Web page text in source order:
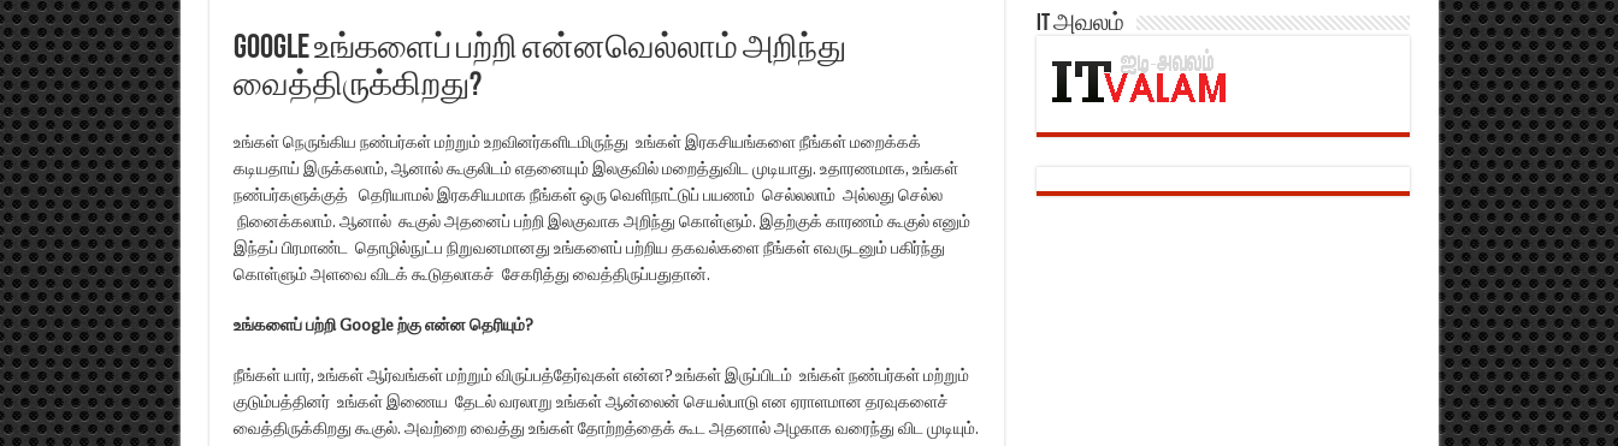
Google உங்களைப் பற்றி என்னவெல்லாம் அறிந்து
வைத்திருக்கிறது?
உங்கள் நெருங்கிய நண்பர்கள் மற்றும் உறவினர்களிடமிருந்து உங்கள் இரகசியங்களை நீங்கள் மறைக்கக்
கடியதாய் இருக்கலாம், ஆனால் கூகுலிடம் எதனையும் இலகுவில் மறைத்துவிட முடியாது. உதாரணமாக, உங்கள்
நண்பர்களுக்குத் தெரியாமல் இரகசியமாக நீங்கள் ஒரு வெளிநாட்டுப் பயணம் செல்லலாம் அல்லது செல்ல
நினைக்கலாம். ஆனால் கூகுல் அதனைப் பற்றி இலகுவாக அறிந்து கொள்ளும். இதற்குக் காரணம் கூகுல் எனும்
இந்தப் பிரமாண்ட தொழில்நுட்ப நிறுவனமானது உங்களைப் பற்றிய தகவல்களை நீங்கள் எவருடனும் பகிர்ந்து
கொள்ளும் அளவை விடக் கூடுதலாகச் சேகரித்து வைத்திருப்பதுதான்.
உங்களைப் பற்றி Google ற்கு என்ன தெரியும்?
நீங்கள் யார், உங்கள் ஆர்வங்கள் மற்றும் விருப்பத்தேர்வுகள் என்ன? உங்கள் இருப்பிடம் உங்கள் நண்பர்கள் மற்றும்
குடும்பத்தினர் உங்கள் இணைய தேடல் வரலாறு உங்கள் ஆன்லைன் செயல்பாடு என ஏராளமான தரவுகளைச்
வைத்திருக்கிறது கூகுல். அவற்றை வைத்து உங்கள் தோற்றத்தைக் கூட அதனால் அழகாக வரைந்து விட முடியும்.
IT அவலம்